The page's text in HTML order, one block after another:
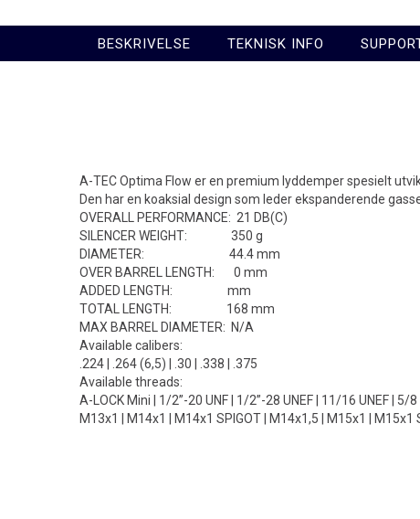
BESKRIVELSE TEKNISK INFO
A-TEC Optima Flow er en premium lyddemper spesielt
Den har en koaksial design som leder ekspanderende
OVERALL PERFORMANCE: 21 DB(C)
SILENCER WEIGHT: 350 g
DIAMETER: 44.4 mm
OVER BARREL LENGTH: 0 mm
ADDED LENGTH: mm
TOTAL LENGTH: 168 mm
MAX BARREL DIAMETER: N/A
Available calibers:
.224 | .264 (6,5) | .30 | .338 | .375
Available threads:
A-LOCK Mini | 1/2”-20 UNF | 1/2”-28 UNEF | 11/16 UNEF | 5/
M13x1 | M14x1 | M14x1 SPIGOT | M14x1,5 | M15x1 |